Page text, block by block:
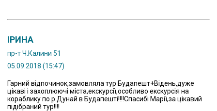
ІРИНА
пр-т Ч.Калини 51
05.09.2018 (15:47)
Гарний відпочинок,замовляла тур Будапешт+Відень,дуже
цікаві і захоплюючі міста,екскурсії,особливо екскурсія на
кораблику по р.Дунай в Будапешті!!!!Спасибі Марії,за цікавий
підібраний тур!!!!